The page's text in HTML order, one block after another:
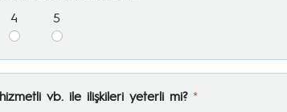
4 5
vb. ile ilişkileri yeterli mi? *